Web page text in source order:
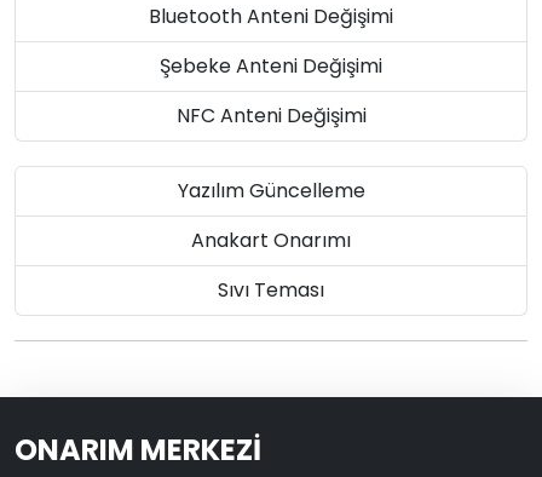
Bluetooth Anteni Değişimi
Şebeke Anteni Değişimi
NFC Anteni Değişimi
Yazılım Güncelleme
Anakart Onarımı
Sıvı Teması
ONARIM MERKEZİ